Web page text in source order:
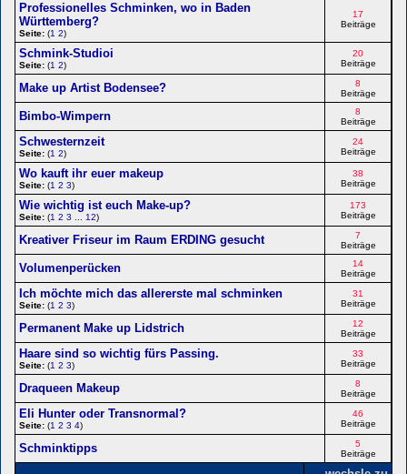
Professionelles Schminken, wo in Baden
Württemberg?
Seite: (1 2)
17
Beiträge
Schmink-Studioi
Seite: (1 2)
20
Beiträge
Make up Artist Bodensee?
8
Beiträge
Bimbo-Wimpern
8
Beiträge
Schwesternzeit
Seite: (1 2)
24
Beiträge
Wo kauft ihr euer makeup
Seite: (1 2 3)
38
Beiträge
Wie wichtig ist euch Make-up?
Seite: (1 2 3 12)
173
Beiträge
Kreativer Friseur im Raum ERDING gesucht
7
Beiträge
Volumenperücken
14
Beiträge
Ich möchte mich das allererste mal schminken
Seite: (1 2 3)
31
Beiträge
Permanent Make up Lidstrich
12
Beiträge
Haare sind so wichtig fürs Passing.
Seite: (1 2 3)
33
Beiträge
Draqueen Makeup
8
Beiträge
Eli Hunter oder Transnormal?
Seite: (1 2 3 4)
46
Beiträge
Schminktipps
5
Beiträge